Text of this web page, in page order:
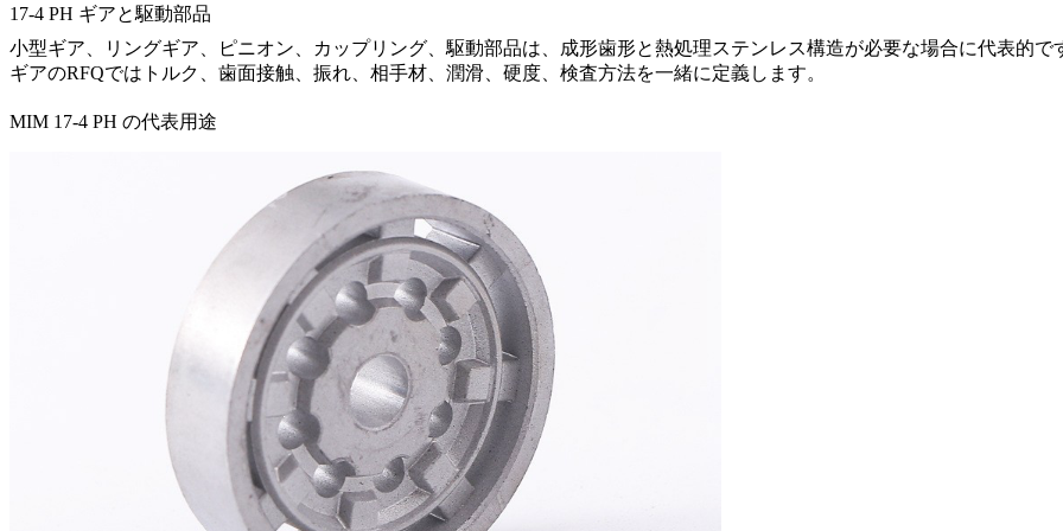
17-4 PH ギアと駆動部品
小型ギア、リングギア、ピニオン、カップリング、駆動部品は、成形歯形と熱処理ステンレス構造が必要な場合に代表的で
ギアのRFQではトルク、歯面接触、振れ、相手材、潤滑、硬度、検査方法を一緒に定義します。
MIM 17-4 PH の代表用途